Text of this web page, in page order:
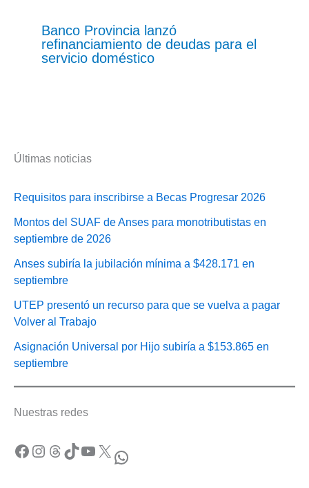
Banco Provincia lanzó
refinanciamiento de deudas para el
servicio doméstico
Últimas noticias
Requisitos para inscribirse a Becas Progresar 2026
Montos del SUAF de Anses para monotributistas en
septiembre de 2026
Anses subiría la jubilación mínima a $428.171 en
septiembre
UTEP presentó un recurso para que se vuelva a pagar
Volver al Trabajo
Asignación Universal por Hijo subiría a $153.865 en
septiembre
Nuestras redes
Facebook Instagram Threads TikTok YouTube X WhatsApp